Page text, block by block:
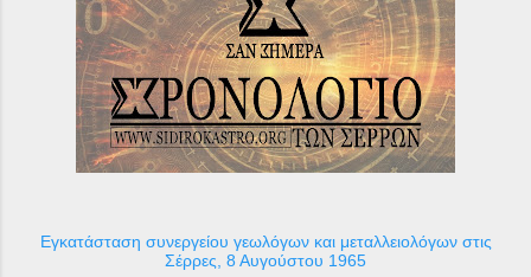
Εγκατάσταση συνεργείου γεωλόγων και μεταλλειολόγων στις
Σέρρες, 8 Αυγούστου 1965